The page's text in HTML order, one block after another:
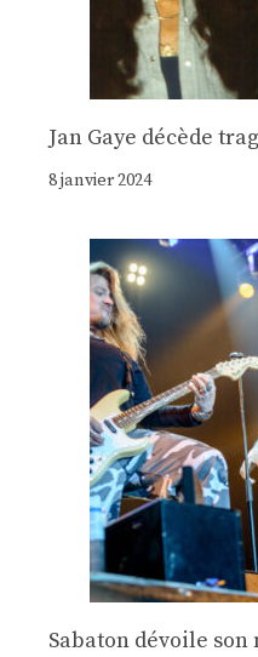
Jan Gaye décède
8 janvier 2024
Sabaton dévoile